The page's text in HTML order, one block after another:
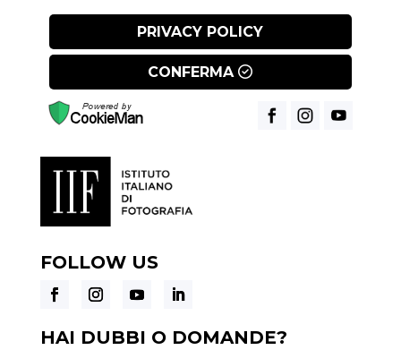
PRIVACY POLICY
CONFERMA
FOLLOW US
HAI DUBBI O DOMANDE?